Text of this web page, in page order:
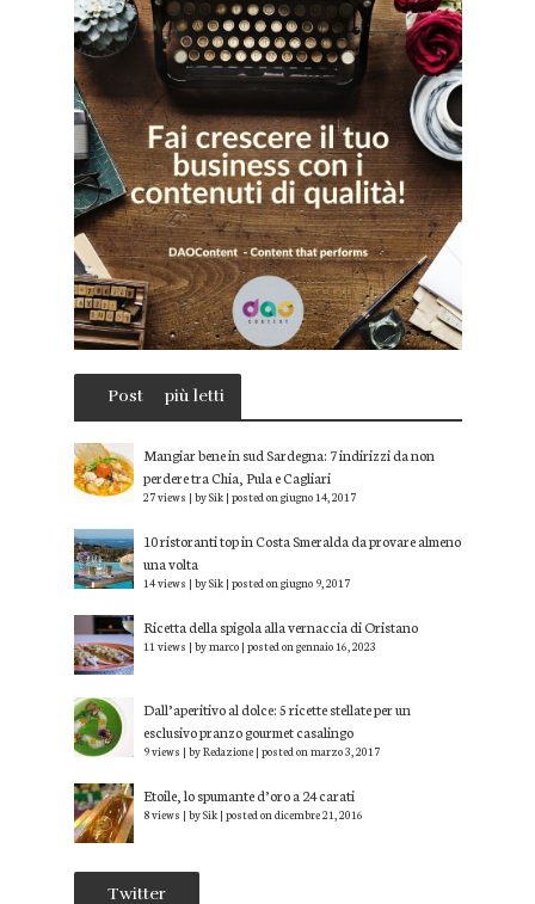
Post più letti
Mangiar bene in sud Sardegna: 7 indirizzi da non
perdere tra Chia, Pula e Cagliari
27 views |bySik |posted on giugno 14, 2017
10 ristoranti top in Costa Smeralda da provare almeno
una volta
14 views |bySik |posted on giugno 9, 2017
Ricetta della spigola alla vernaccia di Oristano
11 views |bymarco |posted on gennaio 16, 2023
Dall’aperitivo al dolce: 5 ricette stellate per un
esclusivo pranzo gourmet casalingo
9 views |byRedazione |posted on marzo 3, 2017
Etoile, lo spumante d’oro a 24 carati
8 views |bySik |posted on dicembre 21, 2016
Twitter